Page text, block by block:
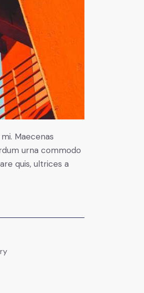
Maecenas
urna commodo
quis, ultrices a